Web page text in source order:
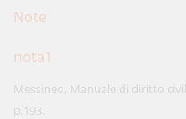
Note
nota1
Messineo, Manuale di diritto
p.193.